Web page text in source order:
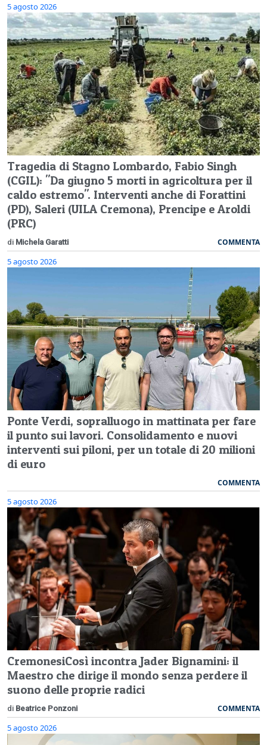
5 agosto 2026
Tragedia di Stagno Lombardo, Fabio Singh
(CGIL): "Da giugno 5 morti in agricoltura per il
caldo estremo". Interventi anche di Forattini
(PD), Saleri (UILA Cremona), Prencipe e Aroldi
(PRC)
di Michela Garatti COMMENTA
5 agosto 2026
Ponte Verdi, sopralluogo in mattinata per fare
il punto sui lavori. Consolidamento e nuovi
interventi sui piloni, per un totale di 20 milioni
di euro
COMMENTA
5 agosto 2026
CremonesiCosì incontra Jader Bignamini: il
Maestro che dirige il mondo senza perdere il
suono delle proprie radici
di Beatrice Ponzoni COMMENTA
5 agosto 2026